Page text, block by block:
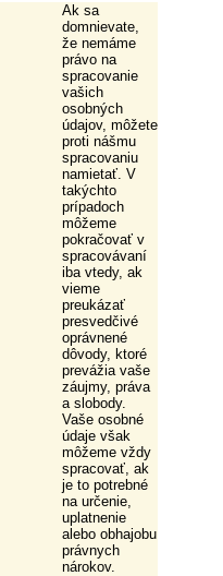
Ak sa
domnievate,
že nemáme
právo na
spracovanie
vašich
osobných
údajov, môžete
proti nášmu
spracovaniu
namietať. V
takýchto
prípadoch
môžeme
pokračovať v
spracovávaní
iba vtedy, ak
vieme
preukázať
presvedčivé
oprávnené
dôvody, ktoré
prevážia vaše
záujmy, práva
a slobody.
Vaše osobné
údaje však
môžeme vždy
spracovať, ak
je to potrebné
na určenie,
uplatnenie
alebo obhajobu
právnych
nárokov.